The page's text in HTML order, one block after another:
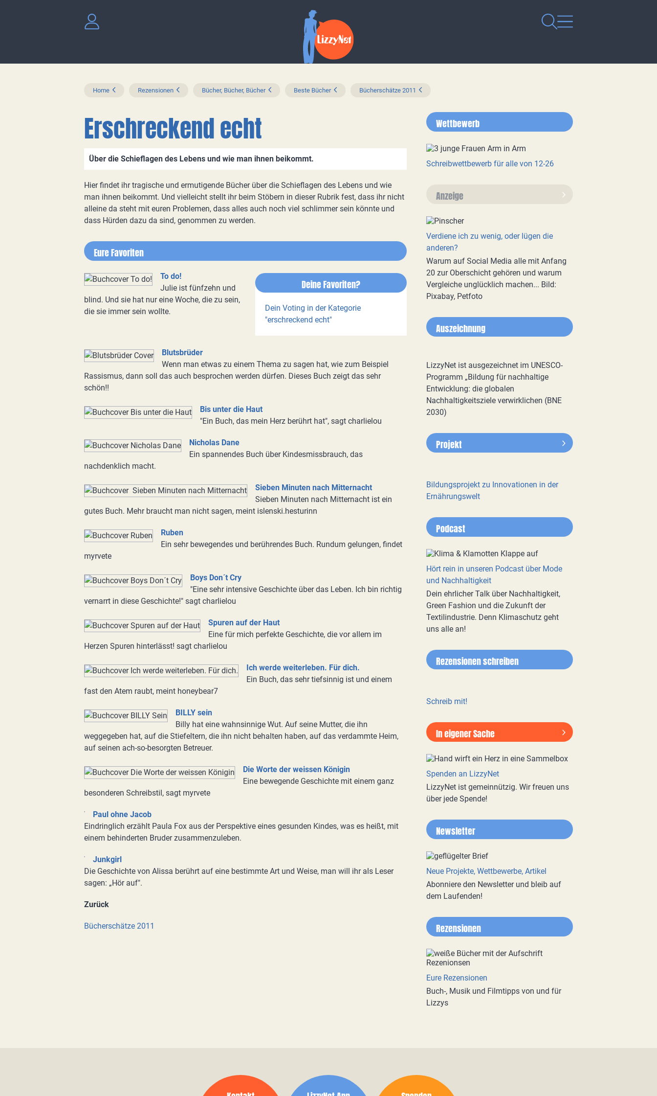
Home Rezensionen Bücher, Bücher, Bücher Beste Bücher Bücherschätze 2011
Erschreckend echt
Über die Schieflagen des Lebens und wie man ihnen beikommt.
Hier findet ihr tragische und ermutigende Bücher über die Schieflagen des Lebens und wie
man ihnen beikommt. Und vielleicht stellt ihr beim Stöbern in dieser Rubrik fest, dass ihr nicht
alleine da steht mit euren Problemen, dass alles auch noch viel schlimmer sein könnte und
dass Hürden dazu da sind, genommen zu werden.
Eure Favoriten
Deine Favoriten?
Dein Voting in der Kategorie
"erschreckend echt"
To do!
Julie ist fünfzehn und
blind. Und sie hat nur eine Woche, die zu sein,
die sie immer sein wollte.
Blutsbrüder
Wenn man etwas zu einem Thema zu sagen hat, wie zum Beispiel
Rassismus, dann soll das auch besprochen werden dürfen. Dieses Buch zeigt das sehr
schön!!
Bis unter die Haut
"Ein Buch, das mein Herz berührt hat", sagt charlielou
Nicholas Dane
Ein spannendes Buch über Kindesmissbrauch, das
nachdenklich macht.
Sieben Minuten nach Mitternacht
Sieben Minuten nach Mitternacht ist ein
gutes Buch. Mehr braucht man nicht sagen, meint islenski.hesturinn
Ruben
Ein sehr bewegendes und berührendes Buch. Rundum gelungen, findet
myrvete
Boys Don´t Cry
"Eine sehr intensive Geschichte über das Leben. Ich bin richtig
vernarrt in diese Geschichte!" sagt charlielou
Spuren auf der Haut
Eine für mich perfekte Geschichte, die vor allem im
Herzen Spuren hinterlässt! sagt charlielou
Ich werde weiterleben. Für dich.
Ein Buch, das sehr tiefsinnig ist und einem
fast den Atem raubt, meint honeybear7
BILLY sein
Billy hat eine wahnsinnige Wut. Auf seine Mutter, die ihn
weggegeben hat, auf die Stiefeltern, die ihn nicht behalten haben, auf das verdammte Heim,
auf seinen ach-so-besorgten Betreuer.
Die Worte der weissen Königin
Eine bewegende Geschichte mit einem ganz
besonderen Schreibstil, sagt myrvete
Paul ohne Jacob
Eindringlich erzählt Paula Fox aus der Perspektive eines gesunden Kindes, was es heißt, mit
einem behinderten Bruder zusammenzuleben.
Junkgirl
Die Geschichte von Alissa berührt auf eine bestimmte Art und Weise, man will ihr als Leser
sagen: „Hör auf".
Zurück
Bücherschätze 2011
Wettbewerb
Schreibwettbewerb für alle von 12-26
Anzeige
Verdiene ich zu wenig, oder lügen die
anderen?
Warum auf Social Media alle mit Anfang
20 zur Oberschicht gehören und warum
Vergleiche unglücklich machen... Bild:
Pixabay, Petfoto
Auszeichnung
LizzyNet ist ausgezeichnet im UNESCO-
Programm „Bildung für nachhaltige
Entwicklung: die globalen
Nachhaltigkeitsziele verwirklichen (BNE
2030)
Projekt
Bildungsprojekt zu Innovationen in der
Ernährungswelt
Podcast
Hört rein in unseren Podcast über Mode
und Nachhaltigkeit
Dein ehrlicher Talk über Nachhaltigkeit,
Green Fashion und die Zukunft der
Textilindustrie. Denn Klimaschutz geht
uns alle an!
Rezensionen schreiben
Schreib mit!
In eigener Sache
Spenden an LizzyNet
LizzyNet ist gemeinnützig. Wir freuen uns
über jede Spende!
Newsletter
Neue Projekte, Wettbewerbe, Artikel
Abonniere den Newsletter und bleib auf
dem Laufenden!
Rezensionen
Eure Rezensionen
Buch-, Musik und Filmtipps von und für
Lizzys